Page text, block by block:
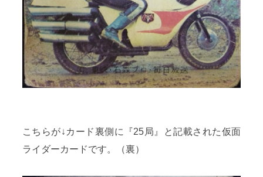
こちらが↓カード裏側に『25局』と記載された仮面
ライダーカードです。（裏）